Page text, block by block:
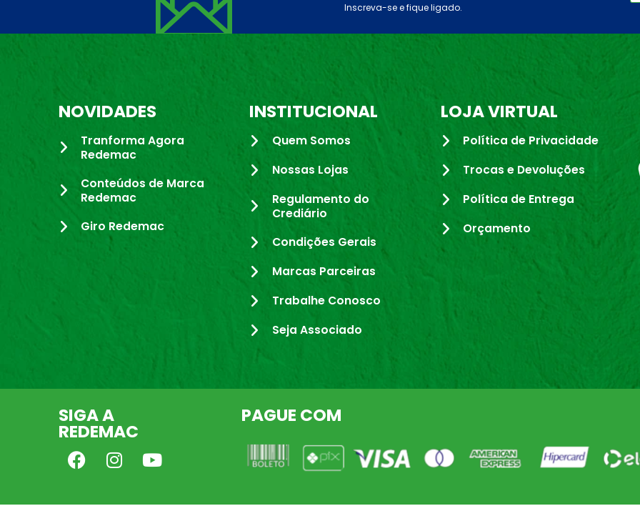
Inscreva-se e fique ligado.
NOVIDADES
Tranforma Agora
Redemac
Conteúdos de Marca
Redemac
Giro Redemac
INSTITUCIONAL
Quem Somos
Nossas Lojas
Regulamento do
Crediário
Condições Gerais
Marcas Parceiras
Trabalhe Conosco
Seja Associado
LOJA VIRTUAL
Política de Privacidade
Trocas e Devoluções
Política de Entrega
Orçamento
SIGA A
REDEMAC
PAGUE COM